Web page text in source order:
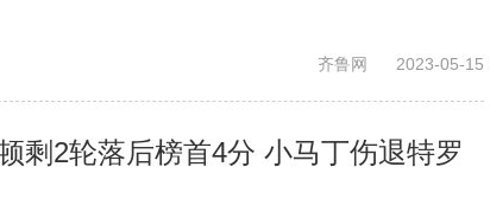
齐鲁网 2023-05-15
剩2轮落后榜首4分 小马丁伤退特罗